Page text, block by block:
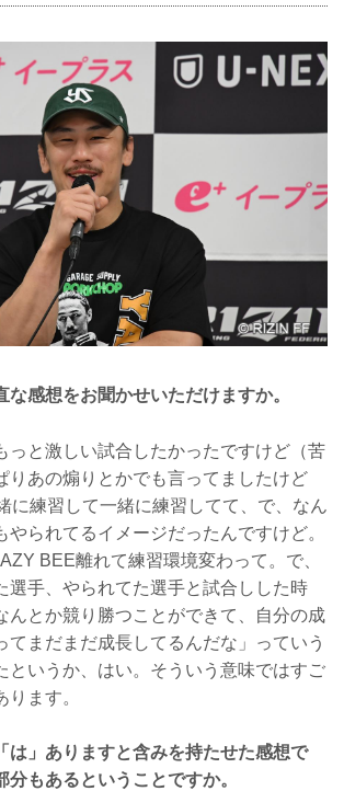
感想をお聞かせいただけますか。
と激しい試合したかったですけど（苦
りあの煽りとかでも言ってましたけど
に練習して一緒に練習してて、で、なん
やられてるイメージだったんですけど。
BEE離れて練習環境変わって。で、
選手、やられてた選手と試合しした時
んとか競り勝つことができて、自分の成
てまだまだ成長してるんだな」っていう
というか、はい。そういう意味ではすご
ます。
」ありますと含みを持たせた感想で
分もあるということですか。